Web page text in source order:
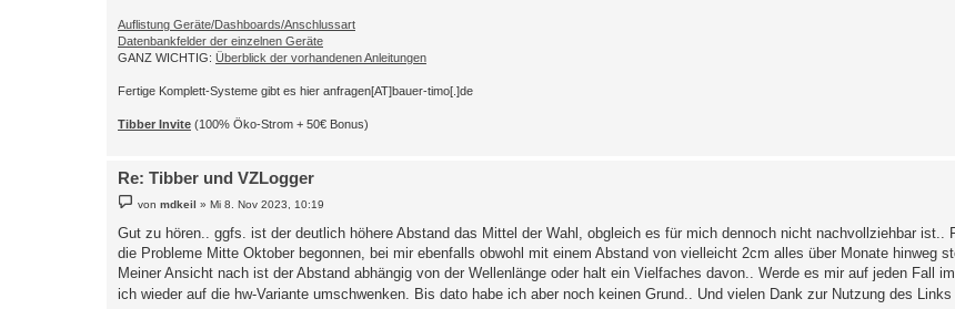
Auflistung Geräte/Dashboards/Anschlussart
Datenbankfelder der einzelnen Geräte
GANZ WICHTIG: Überblick der vorhandenen Anleitungen
Fertige Komplett-Systeme gibt es hier anfragen[AT]bauer-timo[.]de
Tibber Invite (100% Öko-Strom + 50€ Bonus)
Re: Tibber und VZLogger
e
t
r
a
g
vonmdkeil »Mi 8. Nov 2023, 10:19
Gut zu hören.. ggfs. ist der deutlich höhere Abstand das Mittel der Wahl, obgleich es für mich dennoch nicht nachvollziehbar ist..
die Probleme Mitte Oktober begonnen, bei mir ebenfalls obwohl mit einem Abstand von vielleicht 2cm alles über Monate hinweg
Meiner Ansicht nach ist der Abstand abhängig von der Wellenlänge oder halt ein Vielfaches davon.. Werde es mir auf jeden Fall
ich wieder auf die hw-Variante umschwenken. Bis dato habe ich aber noch keinen Grund.. Und vielen Dank zur Nutzung des Links